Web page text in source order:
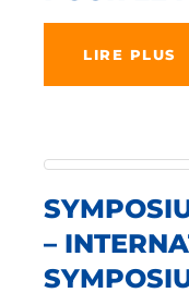
LIRE PLUS
–